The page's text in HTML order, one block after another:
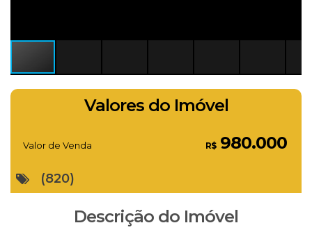
Valores do Imóvel
R$980.000
Valor de Venda
(820)
Descrição do Imóvel